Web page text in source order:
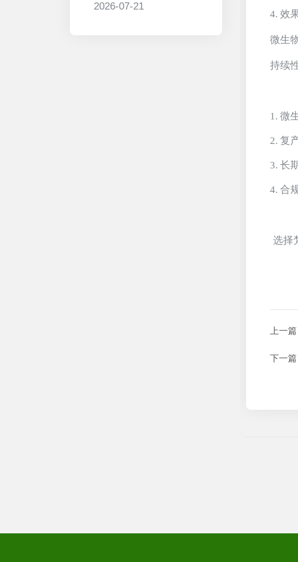
2026-07-21
4. 效
微生
持续
1. 微
2. 复
3. 长
4. 合
选择
上一篇
下一篇